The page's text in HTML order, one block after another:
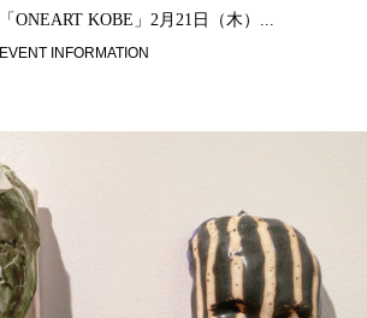
「ONEART KOBE」2月21日（木）...
EVENT INFORMATION